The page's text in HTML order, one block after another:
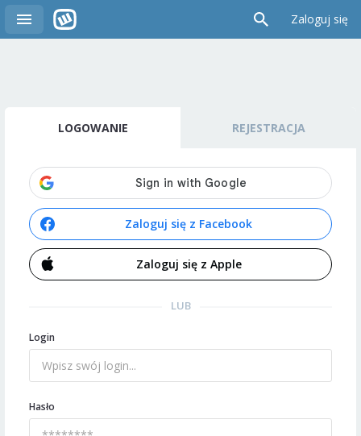
Zaloguj się
LOGOWANIE REJESTRACJA
Zaloguj się z Facebook
Zaloguj się z Apple
LUB
Login
Hasło